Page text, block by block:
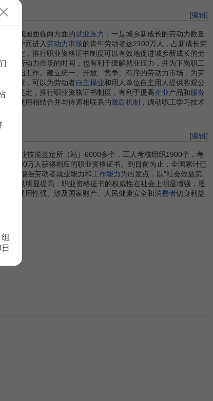
[编辑]
期，我国面临两方面的就业压力 ：一是城乡新成长的劳动力数量
能升学而进入劳动力市场的青年劳动者达2100万人，占新成长劳
鉴定，推行职业资格证书制度可以有效地促进城乡新成长的劳
入劳动力市场的时间，也有利于缓解就业压力，并为下岗职工
基础工作。建立统一、开放、竞争、有序的劳动力市场，为劳
书制度，可以为劳动者自主择业和用人单位自主用人提供客观公
能鉴定，推行职业资格证书制度，有利于提高企业产品和服务
与使用相结合并与待遇相联系的激励机制
，调动职工学习技术
[编辑]
职业技能鉴定所（站）6000多个，工人考核组织1900个，考
中280万人获得相应的职业资格证书。到目前为止，全国累计已
质，增强劳动者就业能力和工作能力为出发点，以"社会效益第
质量明显提高，职业资格证书的权威性在社会上明显增强，逐
、通用性强、涉及国家财产、人民健康安全和消费者切身利益